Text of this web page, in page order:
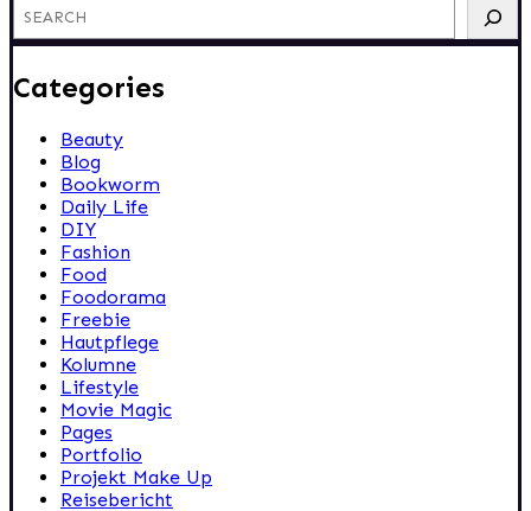
Categories
Beauty
Blog
Bookworm
Daily Life
DIY
Fashion
Food
Foodorama
Freebie
Hautpflege
Kolumne
Lifestyle
Movie Magic
Pages
Portfolio
Projekt Make Up
Reisebericht